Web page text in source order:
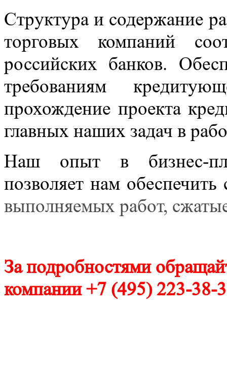
Структура и содержание
торговых компаний
российских банков.
требованиям
прохождение проекта
главных наших задач в
Наш опыт в бизнес-
позволяет нам
выполняемых работ,
За подробностями
компании +7 (495) 223-38-